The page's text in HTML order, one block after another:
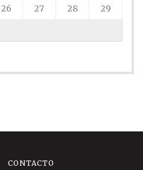
26 27 28
29
CONTACTO